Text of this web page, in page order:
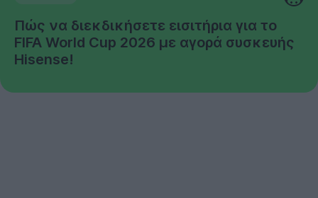
Πώς να διεκδικήσετε εισιτήρια για το
FIFA World Cup 2026 με αγορά συσκευής
Hisense!